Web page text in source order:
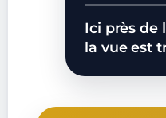
Ici près de
la vue est